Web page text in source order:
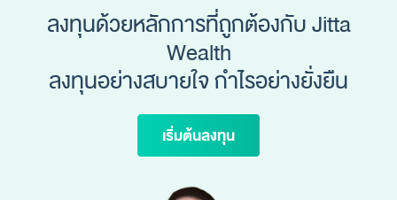
ลงทุนด้วยหลักการที่ถูกต้องกับ Jitta
Wealth
ลงทุนอย่างสบายใจ กำไรอย่างยั่งยืน
เริ่มต้นลงทุน